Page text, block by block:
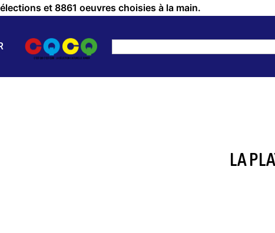
et 8861 oeuvres choisies à la main.
LA